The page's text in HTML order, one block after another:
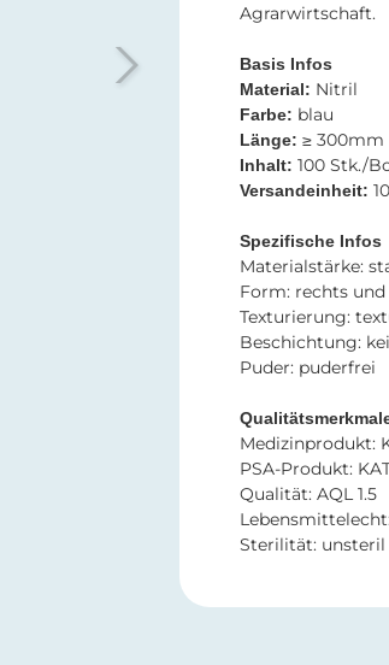
Agrarwirtschaft.
Basis Infos
Material: Nitril​​
Farbe: blau​​​​​​​​​​​​​​
Länge: ≥ 300mm
Inhalt: 100 Stk./
Versandeinheit:
Spezifische Infos
Materialstärke:
Form: rechts
Texturierung:
Beschichtung:
Puder: puderfrei
Medizinprodukt:
PSA-Produkt:
Qualität: AQL 1.5
Sterilität: unsteril